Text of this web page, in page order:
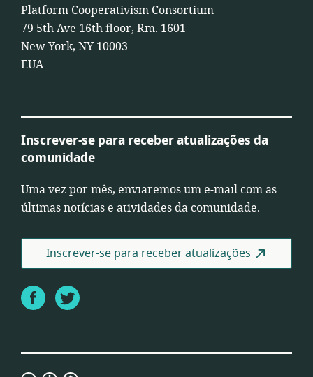
Platform Cooperativism Consortium
79 5th Ave 16th floor, Rm. 1601
New York, NY 10003
EUA
Inscrever-se para receber atualizações da
comunidade
Uma vez por mês, enviaremos um e-mail com as
últimas notícias e atividades da comunidade.
Inscrever-se para receber atualizações
FacebookTwitter